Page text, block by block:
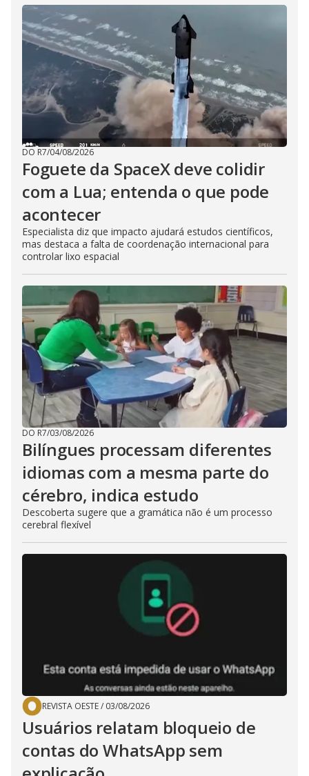
DO R7/04/08/2026
Foguete da SpaceX deve colidir
com a Lua; entenda o que pode
acontecer
Especialista diz que impacto ajudará estudos científicos,
mas destaca a falta de coordenação internacional para
controlar lixo espacial
DO R7/03/08/2026
Bilíngues processam diferentes
idiomas com a mesma parte do
cérebro, indica estudo
Descoberta sugere que a gramática não é um processo
cerebral flexível
REVISTA OESTE/ 03/08/2026
Usuários relatam bloqueio de
contas do WhatsApp sem